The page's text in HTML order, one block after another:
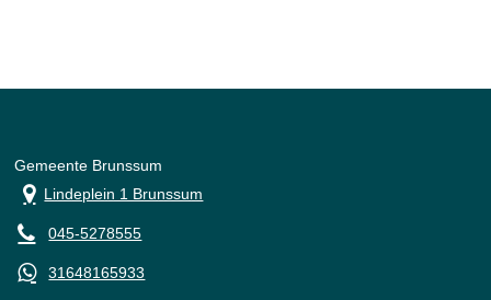
Gemeente Brunssum
Lindeplein 1 Brunssum
045-5278555
31648165933